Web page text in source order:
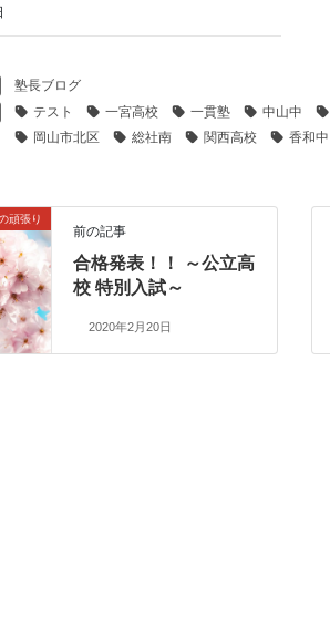
塾長ブログ
テスト 一宮高校 一貫塾 中山中
岡山市北区
総社南 関西高校 香和中
頑張り
前の記事
合格発表！！ ～公立高
校 特別入試～
2020年2月20日